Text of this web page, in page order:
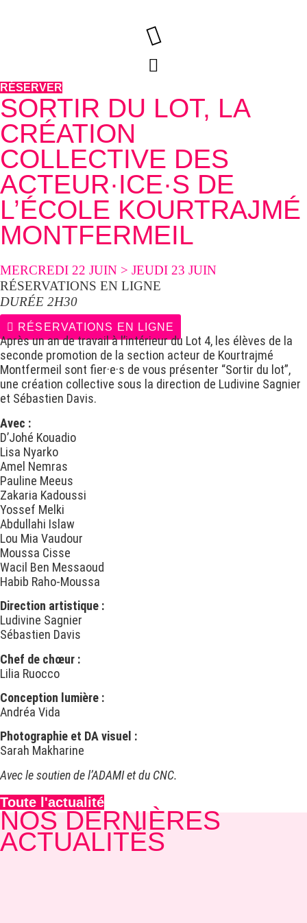
RÉSERVER
SORTIR DU LOT, LA
CRÉATION
COLLECTIVE DES
ACTEUR·ICE·S DE
L’ÉCOLE KOURTRAJMÉ
MONTFERMEIL
MERCREDI 22 JUIN > JEUDI 23 JUIN
RÉSERVATIONS EN LIGNE
DURÉE 2H30
RÉSERVATIONS EN LIGNE
Après un an de travail à l’intérieur du Lot 4, les élèves de la
seconde promotion de la section acteur de Kourtrajmé
Montfermeil sont fier·e·s de vous présenter “Sortir du lot”,
une création collective sous la direction de Ludivine Sagnier
et Sébastien Davis.
Avec :
D’Johé Kouadio
Lisa Nyarko
Amel Nemras
Pauline Meeus
Zakaria Kadoussi
Yossef Melki
Abdullahi Islaw
Lou Mia Vaudour
Moussa Cisse
Wacil Ben Messaoud
Habib Raho-Moussa
Direction artistique :
Ludivine Sagnier
Sébastien Davis
Chef de chœur :
Lilia Ruocco
Conception lumière :
Andréa Vida
Photographie et DA visuel :
Sarah Makharine
Avec le soutien de l’ADAMI et du CNC.
Toute l'actualité
NOS DERNIÈRES
ACTUALITÉS